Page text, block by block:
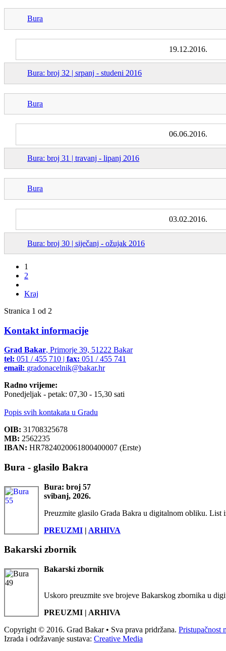
Bura
19.12.2016.
Bura: broj 32 | srpanj - studeni 2016
Bura
06.06.2016.
Bura: broj 31 | travanj - lipanj 2016
Bura
03.02.2016.
Bura: broj 30 | siječanj - ožujak 2016
1
2
Kraj
Stranica 1 od 2
Kontakt informacije
Grad Bakar, Primorje 39, 51222 Bakar
tel: 051 / 455 710 | fax: 051 / 455 741
email: gradonacelnik@bakar.hr
Radno vrijeme:
Ponedjeljak - petak: 07,30 - 15,30 sati
Popis svih kontakata u Gradu
OIB: 31708325678
MB: 2562235
IBAN: HR7824020061800400007 (Erste)
Bura - glasilo Bakra
Bura: broj 57
svibanj, 2026.
Preuzmite glasilo Grada Bakra u digitalnom obliku. List
PREUZMI | ARHIVA
Bakarski zbornik
Bakarski zbornik
Uskoro preuzmite sve brojeve Bakarskog zbornika u
PREUZMI | ARHIVA
Copyright © 2016. Grad Bakar • Sva prava pridržana. Pristupačnost
Izrada i održavanje sustava: Creative Media